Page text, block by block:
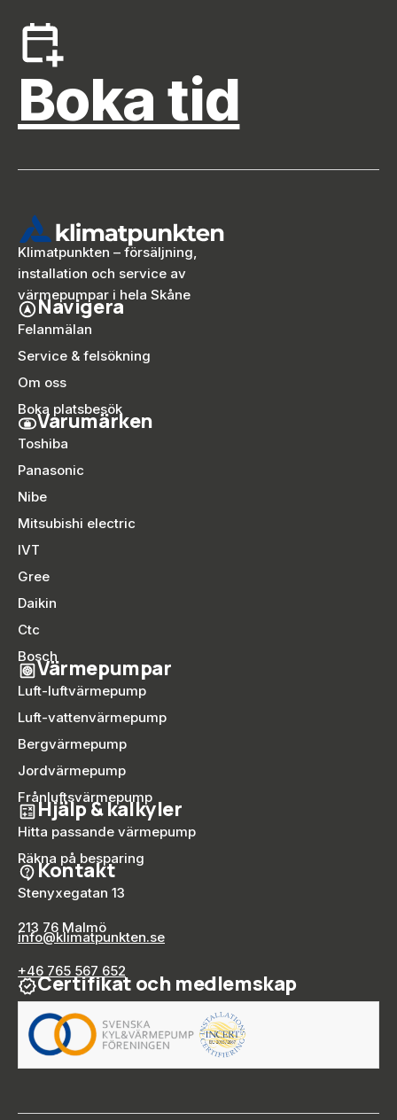
Boka tid
Klimatpunkten – försäljning,
installation och service av
värmepumpar i hela Skåne
Navigera
Felanmälan
Service & felsökning
Om oss
Boka platsbesök
Varumärken
Toshiba
Panasonic
Nibe
Mitsubishi electric
IVT
Gree
Daikin
Ctc
BoschVärmepumpar
Luft-luftvärmepump
Luft-vattenvärmepump
Bergvärmepump
Jordvärmepump
Frånluftsvärmepump
Hjälp & kalkyler
Hitta passande värmepump
Räkna på besparing
Kontakt
Stenyxegatan 13
213 76 Malmö
info@klimatpunkten.se
+46 765 567 652
Certifikat och medlemskap